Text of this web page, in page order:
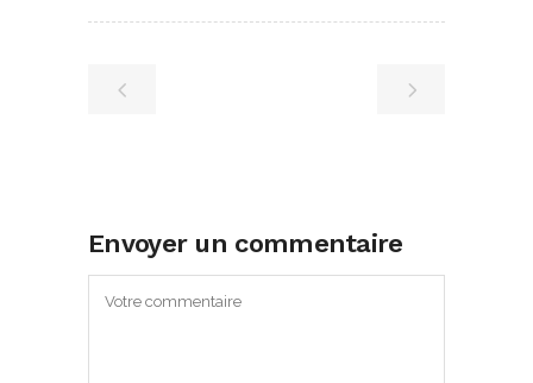
Envoyer un commentaire